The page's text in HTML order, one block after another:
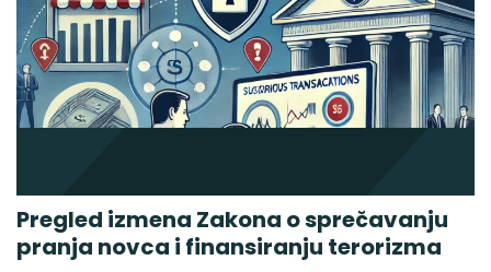
Pregled izmena Zakona o sprečavanju
pranja novca i finansiranju terorizma